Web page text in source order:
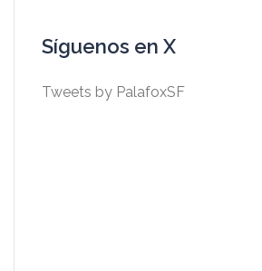
Síguenos en X
Tweets by PalafoxSF